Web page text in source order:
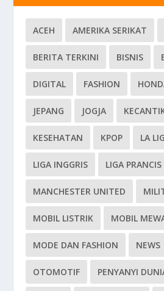
ACEH AMERIKA SERIKAT
BERITA TERKINI BISNIS
DIGITAL FASHION
JEPANG JOGJA
KESEHATAN KPOP LA
LIGA INGGRIS LIGA PRANCIS
MANCHESTER UNITED
MOBIL LISTRIK MOBIL
MODE DAN FASHION NEWS
OTOMOTIF PENYANYI